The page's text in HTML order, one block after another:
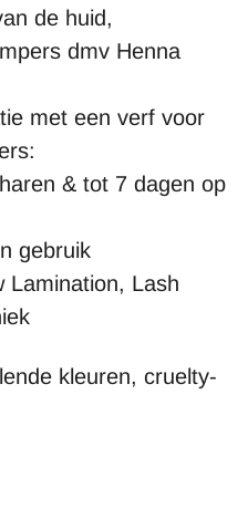
de huid,
dmv Henna
met een verf voor
& tot 7 dagen op
gebruik
Lamination, Lash
kleuren, cruelty-